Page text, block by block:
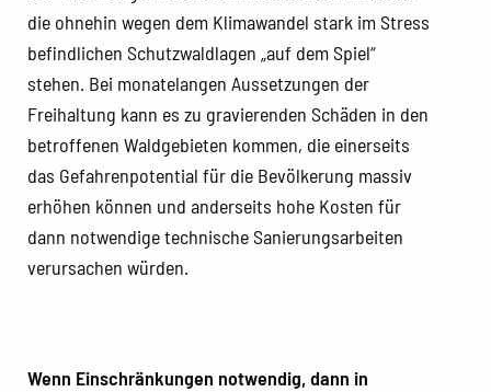
die ohnehin wegen dem Klimawandel stark im Stress
befindlichen Schutzwaldlagen „auf dem Spiel“
stehen. Bei monatelangen Aussetzungen der
Freihaltung kann es zu gravierenden Schäden in den
betroffenen Waldgebieten kommen, die einerseits
das Gefahrenpotential für die Bevölkerung massiv
erhöhen können und anderseits hohe Kosten für
dann notwendige technische Sanierungsarbeiten
verursachen würden.
Wenn Einschränkungen notwendig, dann in